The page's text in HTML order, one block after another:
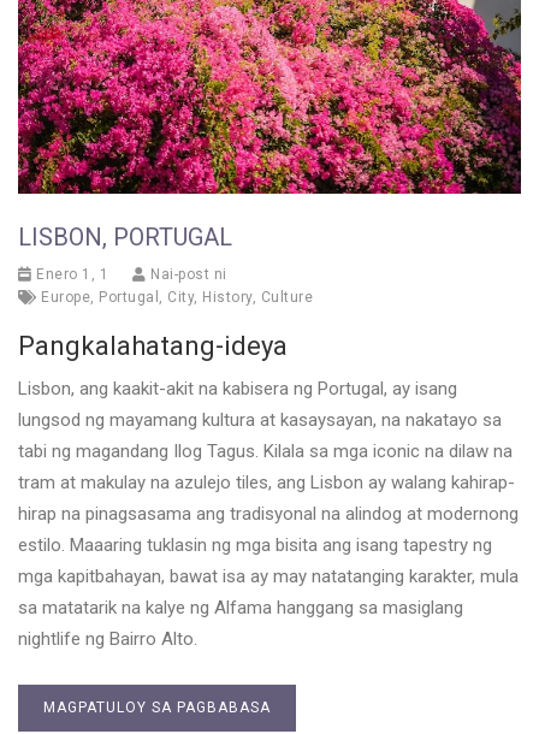
LISBON, PORTUGAL
Enero 1, 1
Nai-post ni
Europe, Portugal , City, History, Culture
Pangkalahatang-ideya
Lisbon, ang kaakit-akit na kabisera ng Portugal, ay isang
lungsod ng mayamang kultura at kasaysayan, na nakatayo sa
tabi ng magandang Ilog Tagus. Kilala sa mga iconic na dilaw na
tram at makulay na azulejo tiles, ang Lisbon ay walang kahirap-
hirap na pinagsasama ang tradisyonal na alindog at modernong
estilo. Maaaring tuklasin ng mga bisita ang isang tapestry ng
mga kapitbahayan, bawat isa ay may natatanging karakter, mula
sa matatarik na kalye ng Alfama hanggang sa masiglang
nightlife ng Bairro Alto.
MAGPATULOY SA PAGBABASA